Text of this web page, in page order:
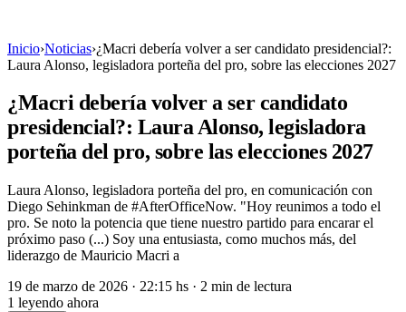
Inicio›Noticias›¿Macri debería volver a ser candidato presidencial?:
Laura Alonso, legisladora porteña del pro, sobre las elecciones 2027
¿Macri debería volver a ser candidato
presidencial?: Laura Alonso, legisladora
porteña del pro, sobre las elecciones 2027
Laura Alonso, legisladora porteña del pro, en comunicación con
Diego Sehinkman de #AfterOfficeNow. "Hoy reunimos a todo el
pro. Se noto la potencia que tiene nuestro partido para encarar el
próximo paso (...) Soy una entusiasta, como muchos más, del
liderazgo de Mauricio Macri a
19 de marzo de 2026 · 22:15 hs · 2 min de lectura
1 leyendo ahora